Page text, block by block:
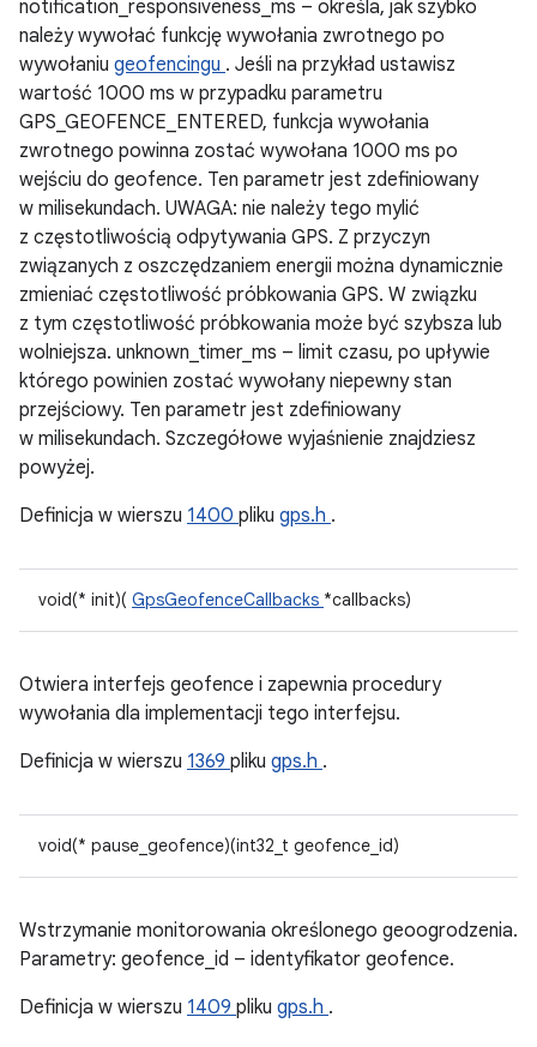
notification_responsiveness_ms – określa, jak szybko
należy wywołać funkcję wywołania zwrotnego po
wywołaniu geofencingu . Jeśli na przykład ustawisz
wartość 1000 ms w przypadku parametru
GPS_GEOFENCE_ENTERED, funkcja wywołania
zwrotnego powinna zostać wywołana 1000 ms po
wejściu do geofence. Ten parametr jest zdefiniowany
w milisekundach. UWAGA: nie należy tego mylić
z częstotliwością odpytywania GPS. Z przyczyn
związanych z oszczędzaniem energii można dynamicznie
zmieniać częstotliwość próbkowania GPS. W związku
z tym częstotliwość próbkowania może być szybsza lub
wolniejsza. unknown_timer_ms – limit czasu, po upływie
którego powinien zostać wywołany niepewny stan
przejściowy. Ten parametr jest zdefiniowany
w milisekundach. Szczegółowe wyjaśnienie znajdziesz
powyżej.
Definicja w wierszu 1400 pliku gps.h .
void(* init)( GpsGeofenceCallbacks *callbacks)
Otwiera interfejs geofence i zapewnia procedury
wywołania dla implementacji tego interfejsu.
Definicja w wierszu 1369 pliku gps.h .
void(* pause_geofence)(int32_t geofence_id)
Wstrzymanie monitorowania określonego geoogrodzenia.
Parametry: geofence_id – identyfikator geofence.
Definicja w wierszu 1409 pliku gps.h .